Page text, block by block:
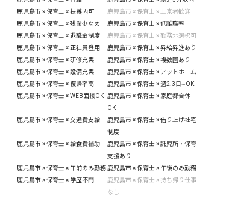
鹿児島市 × 保育士 × 扶養内可
鹿児島市 × 保育士 × 上京者歓迎
鹿児島市 × 保育士 × 残業少なめ
鹿児島市 × 保育士 × 低離職率
鹿児島市 × 保育士 × 退職金制度
鹿児島市 × 保育士 × 勤務地選択可
鹿児島市 × 保育士 × 正社員登用
鹿児島市 × 保育士 × 昇給昇進あり
鹿児島市 × 保育士 × 研修充実
鹿児島市 × 保育士 × 複数園あり
鹿児島市 × 保育士 × 設備充実
鹿児島市 × 保育士 × アットホーム
鹿児島市 × 保育士 × 復帰率高
鹿児島市 × 保育士 × 週2.3日~OK
鹿児島市 × 保育士 × WEB面接OK 鹿児島市 × 保育士 × 家庭都合休
OK
鹿児島市 × 保育士 × 交通費支給
鹿児島市 × 保育士 × 借り上げ社宅
制度
鹿児島市 × 保育士 × 給食費補助
鹿児島市 × 保育士 × 託児所・保育
支援あり
鹿児島市 × 保育士 × 午前のみ勤務鹿児島市 × 保育士 × 午後のみ勤務
鹿児島市 × 保育士 × 学歴不問
鹿児島市 × 保育士 × 持ち帰り仕事
なし